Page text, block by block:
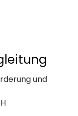
und